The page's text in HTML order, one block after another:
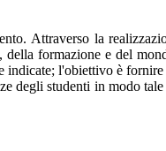
Attraverso la
della formazione e del
indicate; l'obiettivo è
degli studenti in modo